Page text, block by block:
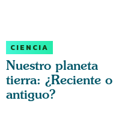
CIENCIA
Nuestro planeta
tierra: ¿Reciente o
antiguo?